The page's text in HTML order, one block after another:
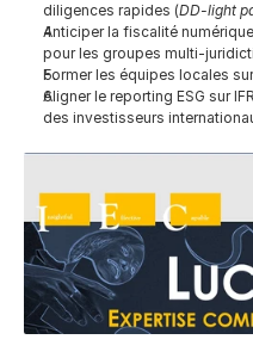
diligences rapides (DD-light
Anticiper la fiscalité
pour les groupes multi-
Former les équipes locales
Aligner le reporting ESG sur
des investisseurs